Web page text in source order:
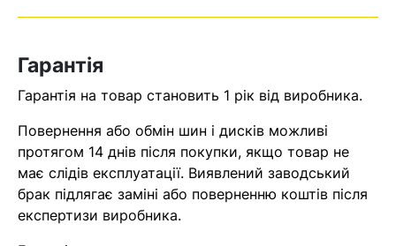
Кошик
У кошику немає товарів.
Гарантія
Гарантія на товар становить 1 рік від виробника.
Повернення або обмін шин і дисків можливі
протягом 14 днів після покупки, якщо товар не
має слідів експлуатації. Виявлений заводський
брак підлягає заміні або поверненню коштів після
експертизи виробника.